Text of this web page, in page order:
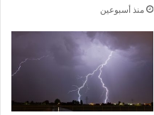
منذ أسبوعين